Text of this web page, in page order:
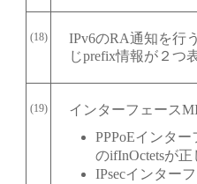
(18)
IPv6のRA通知を行
じprefix情報が２つ
(19)
インターフェース
PPPoEインタ
のifInOctetsが
IPsecインター